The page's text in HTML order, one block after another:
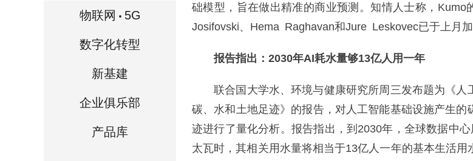
物联网 5G
数字化转型
新基建
企业俱乐部
产品库
础模型，旨在做出精准的商业预测。知情人士称，Kumo
Josifovski、Hema Raghavan和Jure Leskovec已于上月
报告指出：2030年AI耗水量够13亿人用一年
联合国大学水、环境与健康研究所周三发布题为《人
碳、水和土地足迹》的报告，对人工智能基础设施产生的
迹进行了量化分析。报告指出，到2030年，全球数据中
太瓦时，其相关用水量将相当于13亿人一年的基本生活用